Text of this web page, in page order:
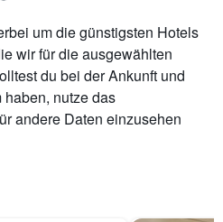
um die günstigsten Hotels
wir für die ausgewählten
du bei der Ankunft und
nutze das
andere Daten einzusehen